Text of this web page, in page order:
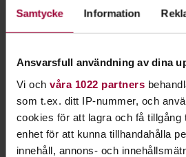
Samtycke Information
Ansvarsfull användning av dina
Vi och våra 1022 partners
som t.ex. ditt IP-nummer, och
cookies för att lagra och få tillgång
enhet för att kunna tillhandahålla
innehåll, annons- och
mån för totalt 60 kr annars betalar
Erbjudande om medlemskap får du
Aktiespararna och Studiefrämjandet
Varmt välkommen!
Kursledare
Carl-Göran Ericsson